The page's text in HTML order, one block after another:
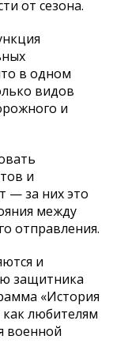
от сезона.
в одном
видов
и
и
— за них это
между
отправления.
и
защитника
«История
любителям
военной